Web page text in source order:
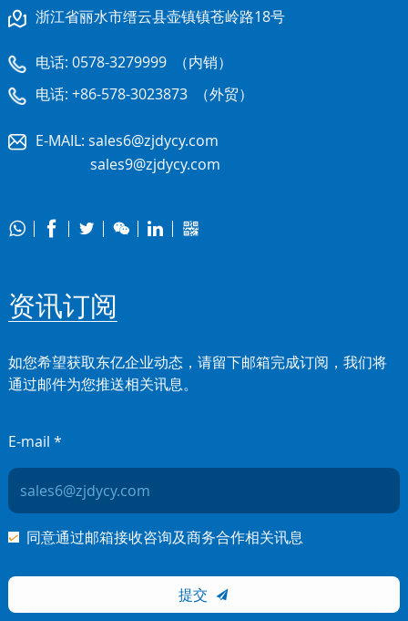
浙江省丽水市缙云县壶镇镇苍岭路18号
电话: 0578-3279999（内销）
电话: +86-578-3023873（外贸）
E-MAIL: sales6@zjdycy.com
sales9@zjdycy.com
     
资讯订阅
如您希望获取东亿企业动态，请留下邮箱完成订阅，我们将
通过邮件为您推送相关讯息。
E-mail *
同意通过邮箱接收咨询及商务合作相关讯息
提交 